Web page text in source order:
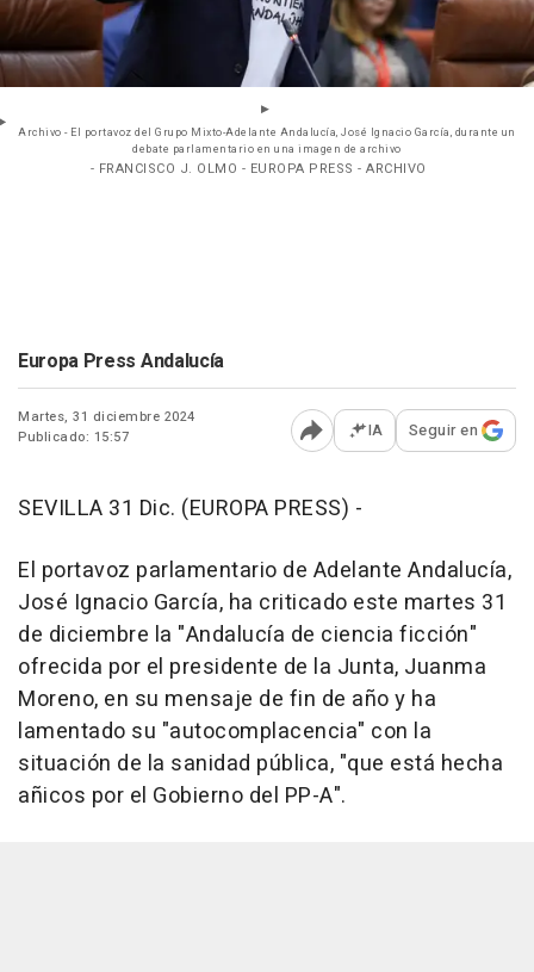
Archivo - El portavoz del Grupo Mixto-Adelante Andalucía, José Ignacio García, durante un
debate parlamentario en una imagen de archivo
- FRANCISCO J. OLMO - EUROPA PRESS - ARCHIVO
Europa Press Andalucía
Martes, 31 diciembre 2024
Publicado: 15:57
Abrir opciones para
IA Seguir en
SEVILLA 31 Dic. (EUROPA PRESS) -
El portavoz parlamentario de Adelante Andalucía,
José Ignacio García, ha criticado este martes 31
de diciembre la "Andalucía de ciencia ficción"
ofrecida por el presidente de la Junta, Juanma
Moreno, en su mensaje de fin de año y ha
lamentado su "autocomplacencia" con la
situación de la sanidad pública, "que está hecha
añicos por el Gobierno del PP-A".